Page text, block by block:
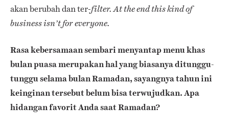
akan berubah dan ter-filter. At the end this kind of
business isn’t for everyone.
Rasa kebersamaan sembari menyantap menu khas
bulan puasa merupakan hal yang biasanya ditunggu-
tunggu selama bulan Ramadan, sayangnya tahun ini
keinginan tersebut belum bisa terwujudkan. Apa
hidangan favorit Anda saat Ramadan?